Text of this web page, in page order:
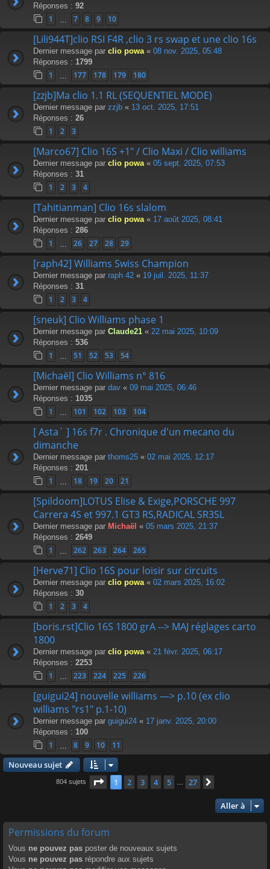
Réponses : 92
1 7 8 9 10
[Lili944T]clio RSI F4R ,clio 3 rs swap et une clio 16s
Dernier message par clio powa « 08 nov. 2025, 05:48
Réponses : 1799
1 177 178 179 180
[zzjb]Ma clio 1.1 RL (SEQUENTIEL MODE)
Dernier message par zzjb « 13 oct. 2025, 17:51
Réponses : 26
1 2 3
[Marco67] Clio 16S +1" / Clio Maxi / Clio williams
Dernier message par clio powa « 05 sept. 2025, 07:53
Réponses : 31
1 2 3 4
[Tahitianman] Clio 16s slalom
Dernier message par clio powa « 17 août 2025, 08:41
Réponses : 286
1 26 27 28 29
[raph42] Williams Swiss Champion
Dernier message par raph 42 « 19 juil. 2025, 11:37
Réponses : 31
1 2 3 4
[sneuk] Clio Williams phase 1
Dernier message par Claude21 « 22 mai 2025, 10:09
Réponses : 536
1 51 52 53 54
[Michaël] Clio Williams n° 816
Dernier message par dav « 09 mai 2025, 06:46
Réponses : 1035
1 101 102 103 104
[ Asta` ] 16s f7r . Chronique d'un mecano du
dimanche
Dernier message par thoms25 « 02 mai 2025, 12:17
Réponses : 201
1 18 19 20 21
[Spildoom]LOTUS Elise & Exige,PORSCHE 997
Carrera 4S et 997.1 GT3 RS,RADICAL SR3SL
Dernier message par Michaël « 05 mars 2025, 21:37
Réponses : 2649
1 262 263 264 265
[Herve71] Clio 16S pour loisir sur circuits
Dernier message par clio powa « 02 mars 2025, 16:02
Réponses : 30
1 2 3 4
[boris.rst]Clio 16S 1800 grA --> MAJ réglages carto
1800
Dernier message par clio powa « 21 févr. 2025, 06:17
Réponses : 2253
1 223 224 225 226
[guigui24] nouvelle williams —> p.10 (ex clio
williams "rs1" p.1-10)
Dernier message par guigui24 « 17 janv. 2025, 20:00
Réponses : 100
1 8 9 10 11
Nouveau sujet
804 sujets Page 1sur27
1 2 3 4 5 27
Aller à
Permissions du forum
Vous ne pouvez pas poster de nouveaux sujets
Vous ne pouvez pas répondre aux sujets